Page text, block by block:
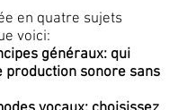
en quatre sujets
voici:
généraux: qui
production sonore sans